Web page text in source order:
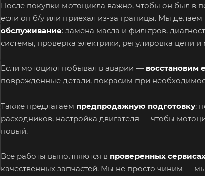
После покупки мотоцикла важно, чтобы он был в
если он б/у или приехал из-за границы. Мы делаем
обслуживание: замена масла и фильтров,
системы, проверка электрики, регулировка цепи и
Если мотоцикл побывал в аварии — восстановим
повреждённые детали, покрасим при
Также предлагаем предпродажную подготовку:
расходников, настройка двигателя — чтобы
новый.
Все работы выполняются в проверенных
качественных запчастей. Мы не просто чиним —